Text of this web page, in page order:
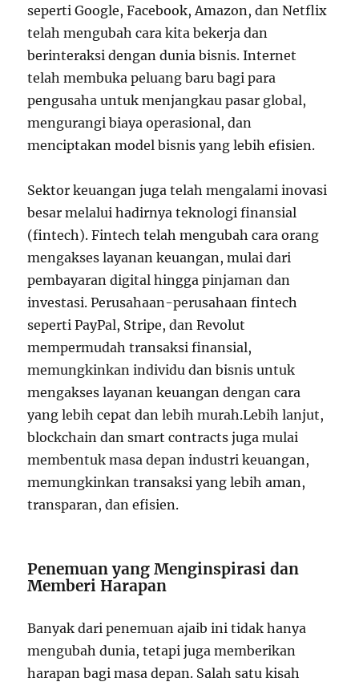
seperti Google, Facebook, Amazon, dan Netflix
telah mengubah cara kita bekerja dan
berinteraksi dengan dunia bisnis. Internet
telah membuka peluang baru bagi para
pengusaha untuk menjangkau pasar global,
mengurangi biaya operasional, dan
menciptakan model bisnis yang lebih efisien.
Sektor keuangan juga telah mengalami inovasi
besar melalui hadirnya teknologi finansial
(fintech). Fintech telah mengubah cara orang
mengakses layanan keuangan, mulai dari
pembayaran digital hingga pinjaman dan
investasi. Perusahaan-perusahaan fintech
seperti PayPal, Stripe, dan Revolut
mempermudah transaksi finansial,
memungkinkan individu dan bisnis untuk
mengakses layanan keuangan dengan cara
yang lebih cepat dan lebih murah.Lebih lanjut,
blockchain dan smart contracts juga mulai
membentuk masa depan industri keuangan,
memungkinkan transaksi yang lebih aman,
transparan, dan efisien.
Penemuan yang Menginspirasi dan
Memberi Harapan
Banyak dari penemuan ajaib ini tidak hanya
mengubah dunia, tetapi juga memberikan
harapan bagi masa depan. Salah satu kisah